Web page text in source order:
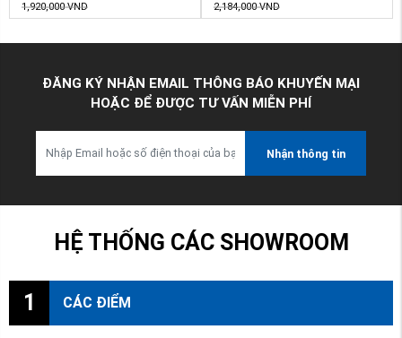
1,920,000 VND 2,184,000 VND
ĐĂNG KÝ NHẬN EMAIL THÔNG BÁO KHUYẾN MẠI
HOẶC ĐỂ ĐƯỢC TƯ VẤN MIỄN PHÍ
Nhận thông tin
HỆ THỐNG CÁC SHOWROOM
1 CÁC ĐIỂM